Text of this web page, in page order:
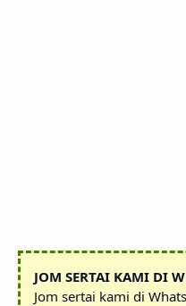
JOM SERTAI KAMI DI
Jom sertai kami di